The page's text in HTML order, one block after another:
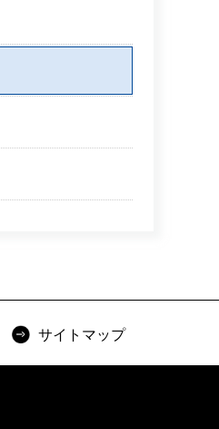
サイトマップ